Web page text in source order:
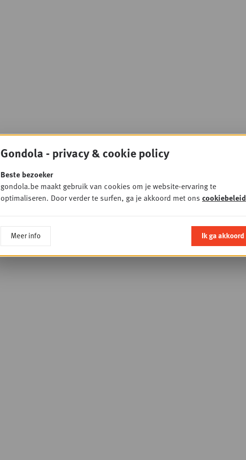
Gondola - privacy & cookie policy
Beste bezoeker
gondola.be maakt gebruik van cookies om je website-ervaring te
optimaliseren. Door verder te surfen, ga je akkoord met ons cookiebeleid
Meer info Ik ga akkoord